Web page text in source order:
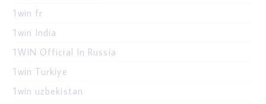
1win fr
1win India
1WIN Official In Russia
1win Turkiye
1win uzbekistan